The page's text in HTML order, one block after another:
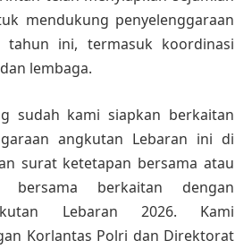
mendukung penyelenggaraan
tahun ini, termasuk koordinasi
lembaga.
sudah kami siapkan berkaitan
angkutan Lebaran ini di
surat ketetapan bersama atau
bersama berkaitan dengan
Lebaran 2026. Kami
Korlantas Polri dan Direktorat